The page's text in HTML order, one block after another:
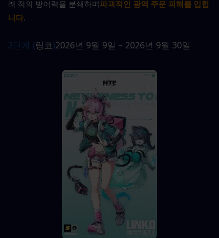
려 적의 방어력을 분쇄하며파괴적인 광역 주문 피해를 입힙
니다.
2단계 (링코)2026년 9월 9일 – 2026년 9월 30일